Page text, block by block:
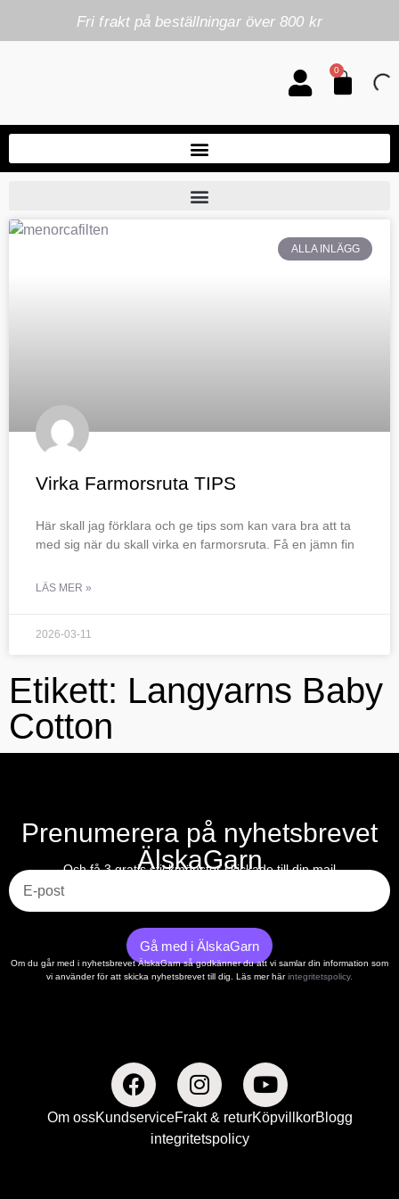
Fri frakt på beställningar över 800 kr
0
ALLA INLÄGG
Virka Farmorsruta TIPS
Här skall jag förklara och ge tips som kan vara bra att ta
med sig när du skall virka en farmorsruta. Få en jämn fin
LÄS MER »
2026-03-11
Etikett: Langyarns Baby
Cotton
Prenumerera på nyhetsbrevet
ÄlskaGarn
Och få 3 gratis stickmönster skickade till din mail
Gå med i ÄlskaGarn
Om du går med i nyhetsbrevet ÄlskaGarn så godkänner du att vi samlar din information som
vi använder för att skicka nyhetsbrevet till dig. Läs mer härintegritetspolicy.
Om ossKundserviceFrakt & returKöpvillkorBlogg
integritetspolicy